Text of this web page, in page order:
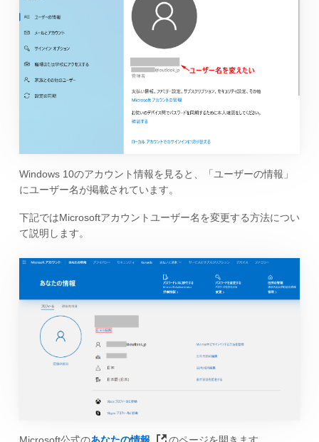
Windows 10のアカウント情報を見ると、「ユーザーの情報」
にユーザー名が掲載されています。
下記ではMicrosoftアカウントユーザー名を変更する方法につい
て説明します。